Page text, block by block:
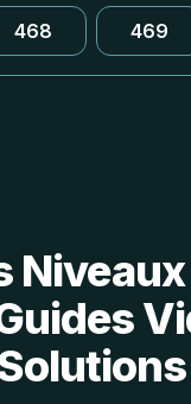
468 469